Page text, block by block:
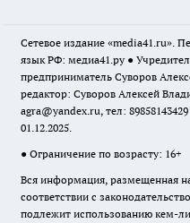
Сетевое издание «media41.ru».
язык РФ: медиа41.ру ●
предприниматель Суворов
редактор: Суворов Алексей
agra@yandex.ru, тел:
01.12.2025.
● Ограничение по возрасту: 16+
Вся информация, размещенная
соответствии с
подлежит использованию кем-